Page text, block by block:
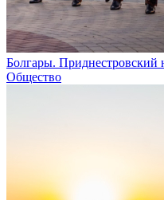
Болгары. Приднестровский
Общество